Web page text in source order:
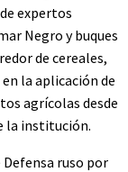
expertos
Negro y buques
de cereales,
la aplicación de
agrícolas desde
la institución.
ruso por